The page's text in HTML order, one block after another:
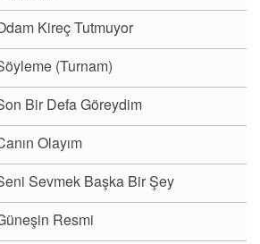
Kireç Tutmuyor
(Turnam)
Bir Defa Göreydim
Olayım
Sevmek Başka Bir Şey
Resmi